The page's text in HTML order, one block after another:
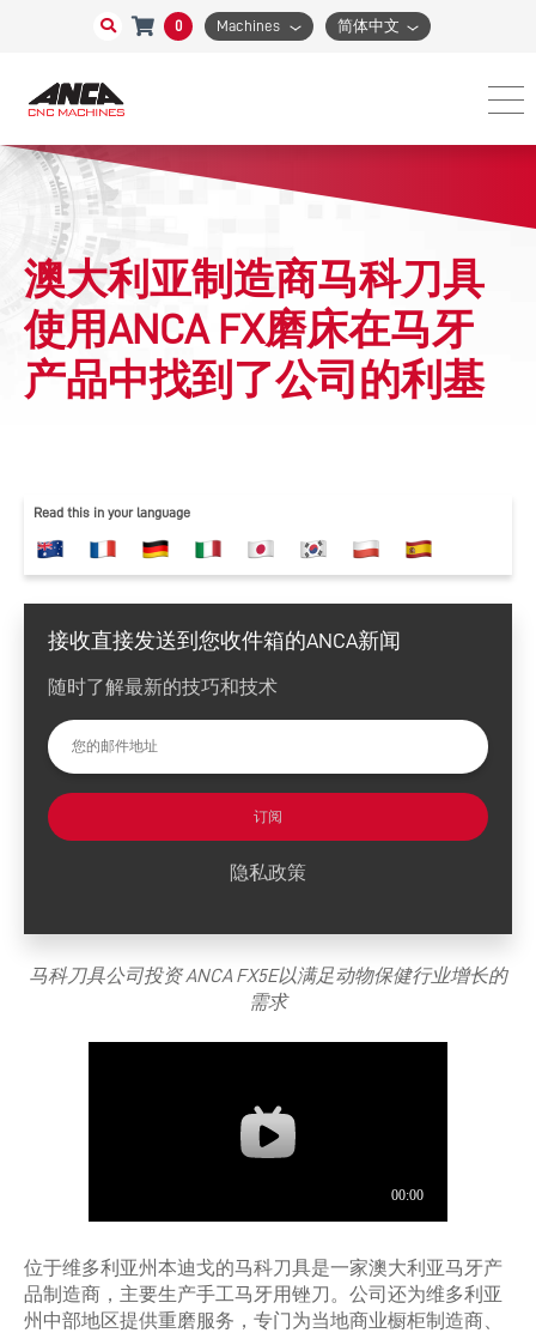
0 Machines 简体中文
澳大利亚制造商马科刀具
使用ANCA FX磨床在马牙
产品中找到了公司的利基
Read this in your language
接收直接发送到您收件箱的ANCA新闻
随时了解最新的技巧和技术
订阅
隐私政策
马科刀具公司投资 ANCA FX5E以满足动物保健行业增长的
需求
位于维多利亚州本迪戈的马科刀具是一家澳大利亚马牙产
品制造商，主要生产手工马牙用锉刀。公司还为维多利亚
州中部地区提供重磨服务，专门为当地商业橱柜制造商、